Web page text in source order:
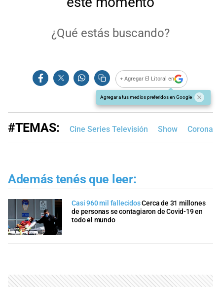
+ Agregar El Litoral en
Agregar a tus medios preferidos en Google
#TEMAS: Cine Series Televisión Show
Además tenés que leer:
Casi 960 mil fallecidosCerca de 31 millones
de personas se contagiaron de Covid-19 en
todo el mundo